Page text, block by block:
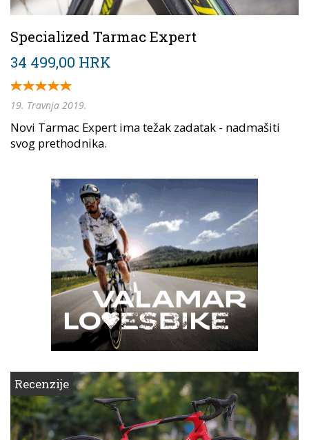
Specialized Tarmac Expert
34 499,00 HRK
19. Travnja 2019.
Novi Tarmac Expert ima težak zadatak - nadmašiti
svog prethodnika.
Recenzije